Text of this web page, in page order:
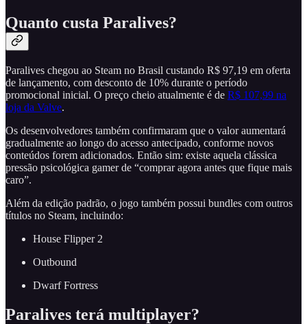
Quanto custa Paralives?
Paralives chegou ao Steam no Brasil custando R$ 97,19 em oferta
de lançamento, com desconto de 10% durante o período
promocional inicial. O preço cheio atualmente é de R$ 107,99 na
loja da Valve.
Os desenvolvedores também confirmaram que o valor aumentará
gradualmente ao longo do acesso antecipado, conforme novos
conteúdos forem adicionados. Então sim: existe aquela clássica
pressão psicológica gamer de “comprar agora antes que fique mais
caro”.
Além da edição padrão, o jogo também possui bundles com outros
títulos no Steam, incluindo:
House Flipper 2
Outbound
Dwarf Fortress
Paralives terá multiplayer?